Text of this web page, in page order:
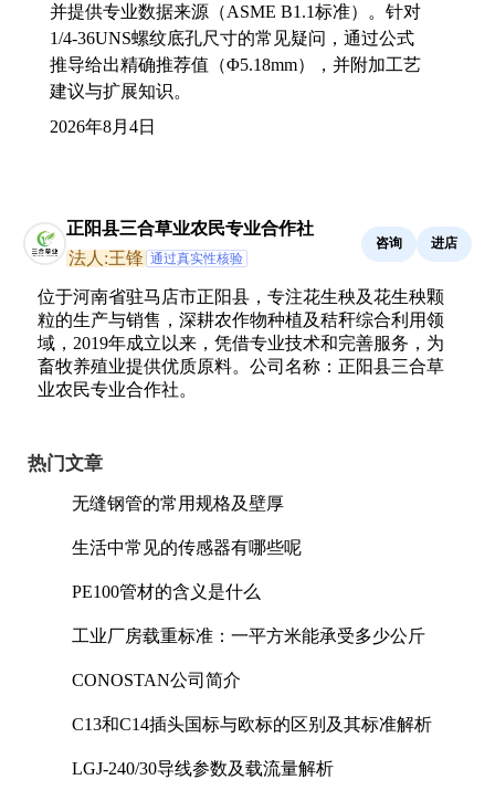
并提供专业数据来源（ASME B1.1标准）。针对
1/4-36UNS螺纹底孔尺寸的常见疑问，通过公式
推导给出精确推荐值（Φ5.18mm），并附加工艺
建议与扩展知识。
2026年8月4日
正阳县三合草业农民专业合作社
法人:王锋 通过真实性核验
咨询 进店
位于河南省驻马店市正阳县，专注花生秧及花生秧颗
粒的生产与销售，深耕农作物种植及秸秆综合利用领
域，2019年成立以来，凭借专业技术和完善服务，为
畜牧养殖业提供优质原料。公司名称：正阳县三合草
业农民专业合作社。
热门文章
无缝钢管的常用规格及壁厚
生活中常见的传感器有哪些呢
PE100管材的含义是什么
工业厂房载重标准：一平方米能承受多少公斤
CONOSTAN公司简介
C13和C14插头国标与欧标的区别及其标准解析
LGJ-240/30导线参数及载流量解析